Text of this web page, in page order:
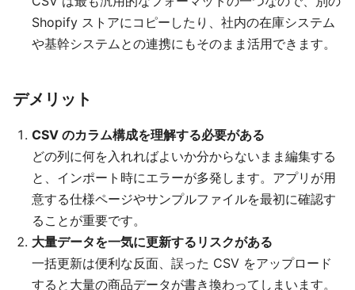
Shopify ストアにコピーしたり、社内の在庫システム
や基幹システムとの連携にもそのまま活用できます。
デメリット
CSV のカラム構成を理解する必要がある
どの列に何を入れればよいか分からないまま編集する
と、インポート時にエラーが多発します。アプリが用
意する仕様ページやサンプルファイルを最初に確認す
ることが重要です。
大量データを一気に更新するリスクがある
一括更新は便利な反面、誤った CSV をアップロード
すると大量の商品データが書き換わってしまいます。